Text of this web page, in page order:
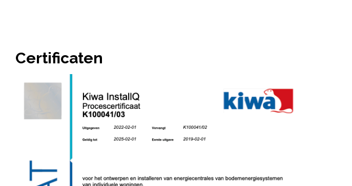
Certificaten